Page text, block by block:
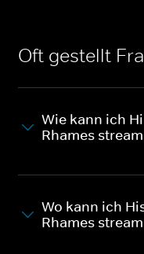
Oft gestellt
Wie kann ich
Rhames
Wo kann ich
Rhames